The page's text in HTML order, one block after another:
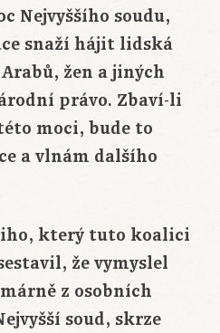
Nejvyššího soudu,
snaží hájit lidská
žen a jiných
právo. Zbaví-li
moci, bude to
a vlnám dalšího
který tuto koalici
že vymyslel
z osobních
soud, skrze